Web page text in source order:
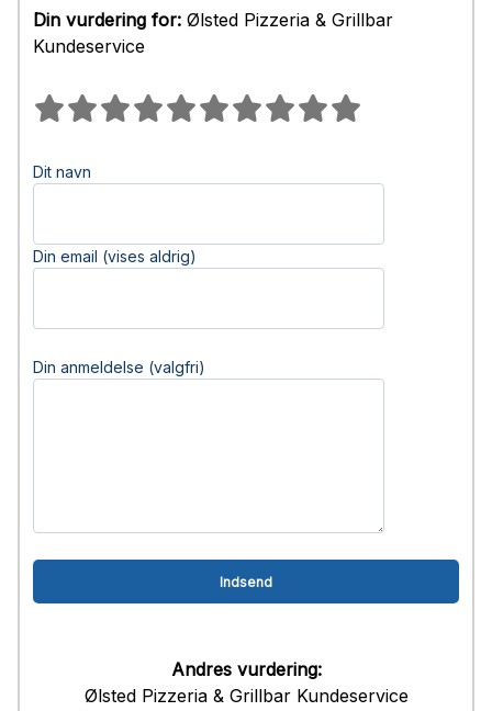
Din vurdering for: Ølsted Pizzeria & Grillbar
Kundeservice
Dit navn
Din email (vises aldrig)
Din anmeldelse (valgfri)
Andres vurdering:
Ølsted Pizzeria & Grillbar Kundeservice